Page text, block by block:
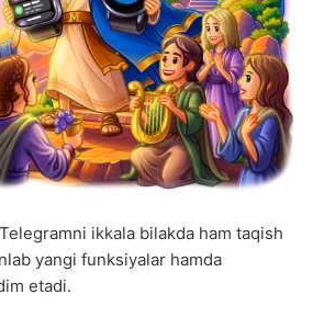
ikkala bilakda ham taqish
yangi funksiyalar hamda
etadi.